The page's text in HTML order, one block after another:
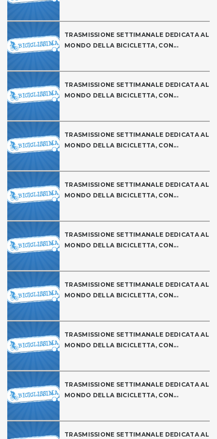
TRASMISSIONE SETTIMANALE DEDICATA AL
MONDO DELLA BICICLETTA, CON...
TRASMISSIONE SETTIMANALE DEDICATA AL
MONDO DELLA BICICLETTA, CON...
TRASMISSIONE SETTIMANALE DEDICATA AL
MONDO DELLA BICICLETTA, CON...
TRASMISSIONE SETTIMANALE DEDICATA AL
MONDO DELLA BICICLETTA, CON...
TRASMISSIONE SETTIMANALE DEDICATA AL
MONDO DELLA BICICLETTA, CON...
TRASMISSIONE SETTIMANALE DEDICATA AL
MONDO DELLA BICICLETTA, CON...
TRASMISSIONE SETTIMANALE DEDICATA AL
MONDO DELLA BICICLETTA, CON...
TRASMISSIONE SETTIMANALE DEDICATA AL
MONDO DELLA BICICLETTA, CON...
TRASMISSIONE SETTIMANALE DEDICATA AL